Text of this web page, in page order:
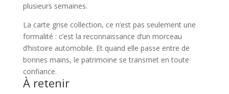
plusieurs semaines.
La carte grise collection, ce n’est pas seulement une
formalité : c’est la reconnaissance d’un morceau
d’histoire automobile. Et quand elle passe entre de
bonnes mains, le patrimoine se transmet en toute
confiance.
À retenir